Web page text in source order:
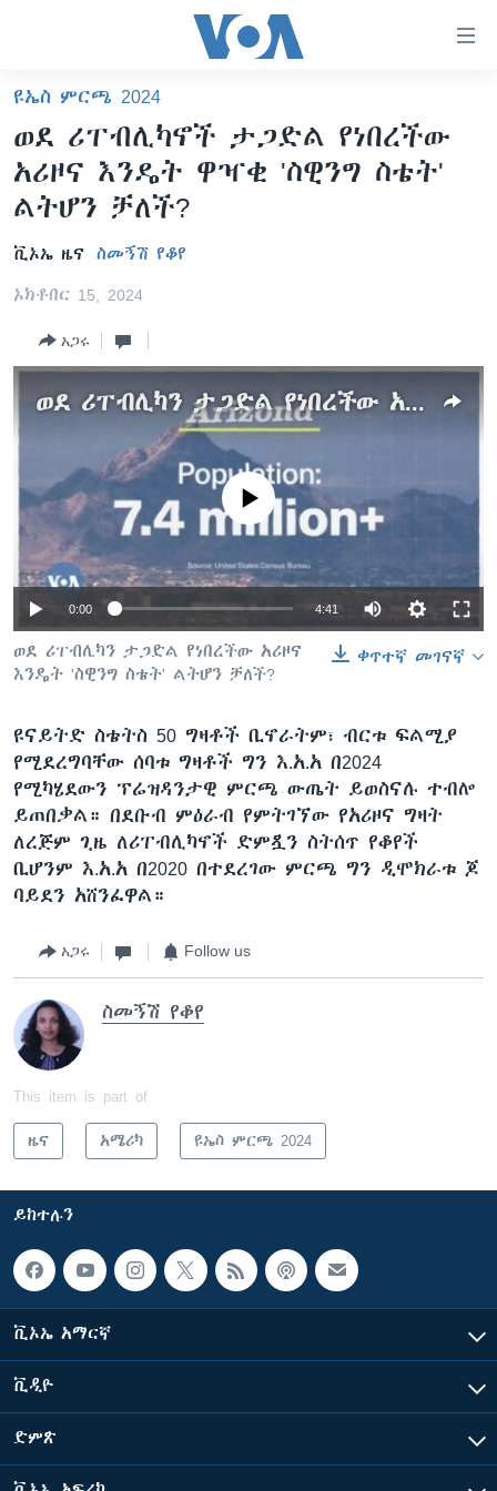
ማገናኛዎች
ዋናው
ይዘት
እለፍ
ዋናው
እለፍ
ይዘት
እለፍ
አፍሪካ
ኑሮ በጤንነት
ጋቢና ቪኦኤ
Learning English
ይከተሉን
ቋንቋዎች
ዩኤስ ምርጫ 2024
ወደ ሪፐብሊካኖች ታጋድል የነበረችው
አሪዞና እንዴት ዋዣቂ 'ስዊንግ ስቴት'
ልትሆን ቻለች?
ቪኦኤ ዜና ስመኝሽ የቆየ
ኦክቶበር 15, 2024
አጋሩ
ወደ ሪፐብሊካን ታጋድል የነበረችው አሪዞና እንዴት 'ስዊንግ ስቴት' ልትሆን ቻለች?
No media source currently available
0:00 4:41
ቀጥተኛ መገናኛ
ወደ ሪፐብሊካን ታጋድል የነበረችው አሪዞና
እንዴት 'ስዊንግ ስቴት' ልትሆን ቻለች?
ዩናይትድ ስቴትስ 50 ግዛቶች ቢኖራትም፣ ብርቱ ፍልሚያ
የሚደረግባቸው ሰባቱ ግዛቶች ግን እ.አ.አ በ2024
የሚካሄደውን ፕሬዝዳንታዊ ምርጫ ውጤት ይወስናሉ ተብሎ
ይጠበቃል። በደቡብ ምዕራብ የምትገኘው የአሪዞና ግዛት
ለረጅም ጊዜ ለሪፐብሊካኖች ድምጿን ስትሰጥ የቆየች
ቢሆንም እ.አ.አ በ2020 በተደረገው ምርጫ ግን ዲሞክራቱ ጆ
ባይደን አሸንፈዋል።
አጋሩ Follow us
ስመኝሽ የቆየ
This item is part of
ዜና አሜሪካ ዩኤስ ምርጫ 2024
ይከተሉን
ቪኦኤ አማርኛ
ቪዲዮ
ድምጽ